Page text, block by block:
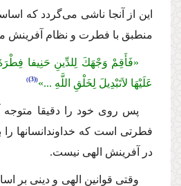
این از آنجا ناشى مى‌گردد كه
منطبق با فطرت و نظام آفرینش
«فَأَقِمْ وَجْهَكَ لِلدِّینِ حَنِیفا
عَلَیْهَا لاَتَبْدِیلَ لِخَلْقِ اللَّهِ ...» (3)
پس روى خود را دقیقا متوجه
فطرتى است كه خداوندانسانها را
در آفرینش الهى نیست.
وقتى قوانین الهى و دینى بر